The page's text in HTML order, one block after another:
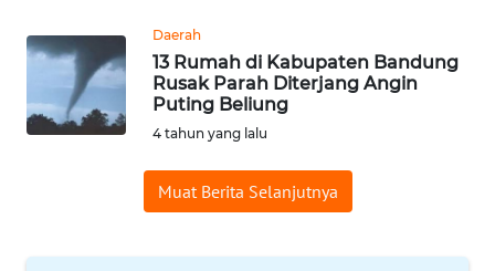
Daerah
13 Rumah di Kabupaten Bandung
Rusak Parah Diterjang Angin
Puting Beliung
4 tahun yang lalu
Muat Berita Selanjutnya
WN
CIANJUR
WN
KEPULAUAN